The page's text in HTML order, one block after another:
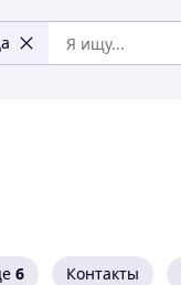
6 Контакты